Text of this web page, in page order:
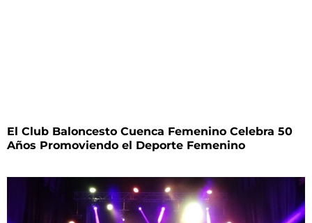
El Club Baloncesto Cuenca Femenino Celebra 50
Años Promoviendo el Deporte Femenino